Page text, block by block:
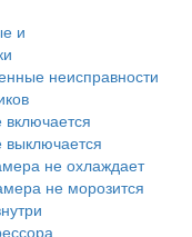
и
неисправности
выключается
не охлаждает
не морозится